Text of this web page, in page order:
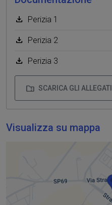
Perizia 1
Perizia 2
Perizia 3
SCARICA GLI ALLEGATI
Visualizza su mappa